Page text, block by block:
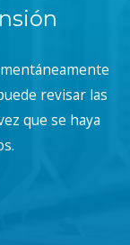
revisar las
que se haya